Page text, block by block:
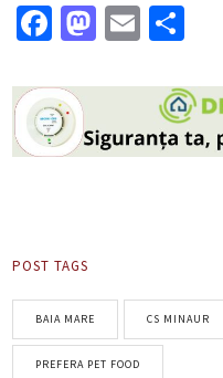
Facebook
Mastodon
Email
POST TAGS
BAIA MARE CS MINAUR
PREFERA PET FOOD